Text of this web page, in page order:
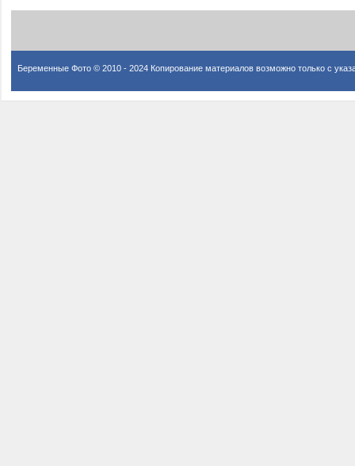
Беременные Фото © 2010 - 2024 Копирование материалов возможно только с